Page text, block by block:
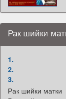
Рак шийки
1.
2.
3.
Рак шийки матки